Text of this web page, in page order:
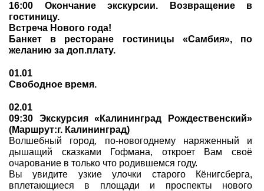
16:00 Окончание экскурсии. Возвращение в
гостиницу.
Встреча Нового года!
Банкет в ресторане гостиницы «Самбия», по
желанию за доп.плату.
01.01
Свободное время.
02.01
09:30 Экскурсия «Калининград Рождественский»
(Маршрут:г. Калининград)
Волшебный город, по-новогоднему наряженный и
дышащий сказками Гофмана, откроет Вам своё
очарование в только что родившемся году.
Вы увидите узкие улочки старого Кёнигсберга,
вплетающиеся в площади и проспекты нового